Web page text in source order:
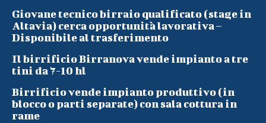
Giovane tecnico birraio qualificato (stage in
Altavia) cerca opportunità lavorativa –
Disponibile al trasferimento
Il birrificio Birranova vende impianto a tre
tini da 7-10 hl
Birrificio vende impianto produttivo (in
blocco o parti separate) con sala cottura in
rame